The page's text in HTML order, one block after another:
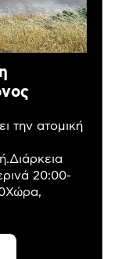
την ατομική
20:00-